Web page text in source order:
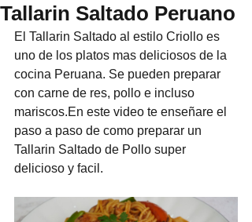
Tallarin Saltado Peruano
El Tallarin Saltado al estilo Criollo es
uno de los platos mas deliciosos de la
cocina Peruana. Se pueden preparar
con carne de res, pollo e incluso
mariscos.En este video te enseñare el
paso a paso de como preparar un
Tallarin Saltado de Pollo super
delicioso y facil.